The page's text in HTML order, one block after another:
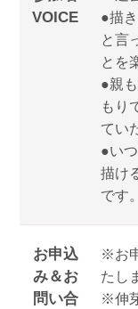
VOICE
●描
と言
とを
●親
もり
てい
●い
描け
です。
お申込
み＆お
問い合
※お
たし
※伸